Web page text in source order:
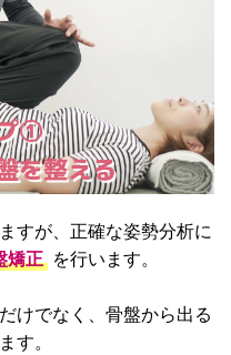
①
を整える
すが、正確な姿勢分析に
矯正 を行います。
けでなく、骨盤から出る
す。